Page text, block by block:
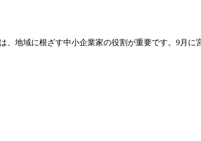
地域に根ざす中小企業家の役割が重要です。9月